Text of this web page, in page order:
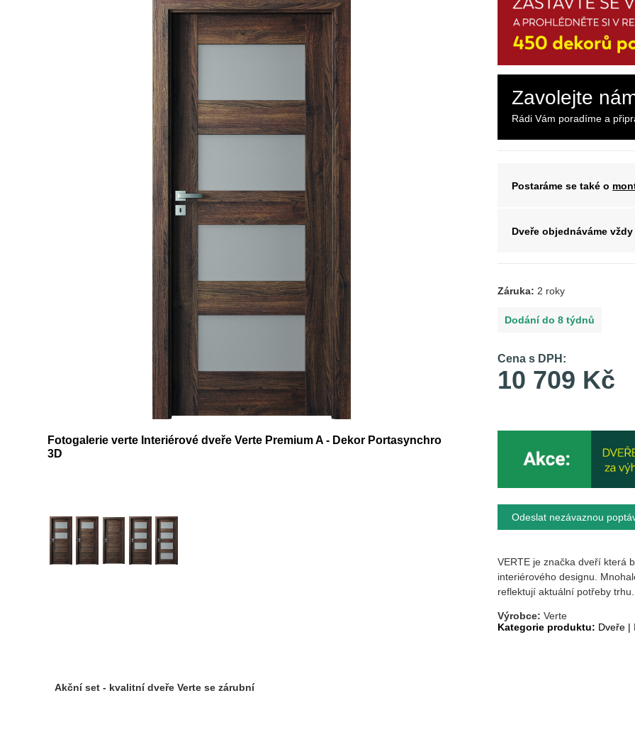
Fotogalerie verte Interiérové dveře Verte Premium A - Dekor Portasynchro
3D
Zavolejte
Rádi Vám poradíme a
Postaráme se také o
Dveře objednáváme
Záruka:2 roky
Dodání do 8 týdnů
Cena s DPH:
10 709 Kč
Odeslat nezávaznou
VERTE je značka dveří která
interiérového designu.
reflektují aktuální potřeby trhu.
Výrobce:Verte
Kategorie produktu: Dveře |
Akční set - kvalitní dveře Verte se zárubní